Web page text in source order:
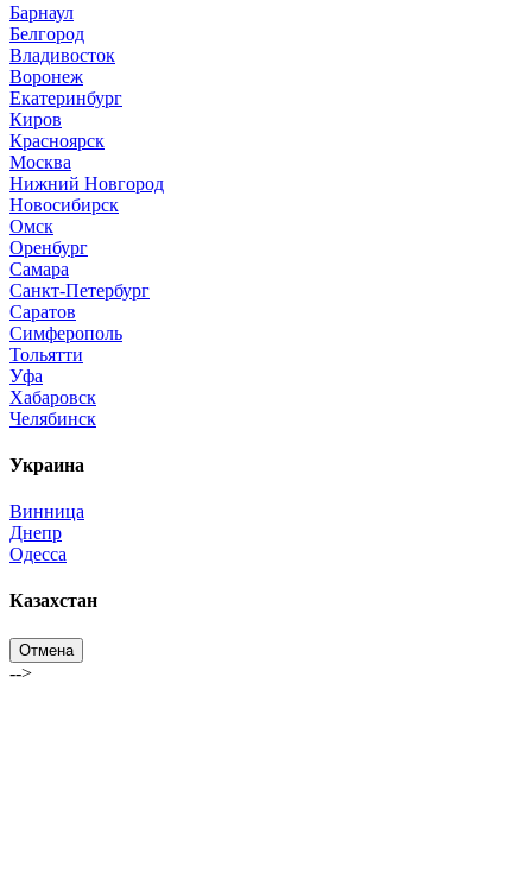
Барнаул
Белгород
Владивосток
Воронеж
Екатеринбург
Киров
Красноярск
Москва
Нижний Новгород
Новосибирск
Омск
Оренбург
Самара
Санкт-Петербург
Саратов
Симферополь
Тольятти
Уфа
Хабаровск
Челябинск
Украина
Винница
Днепр
Одесса
Казахстан
Отмена
-->